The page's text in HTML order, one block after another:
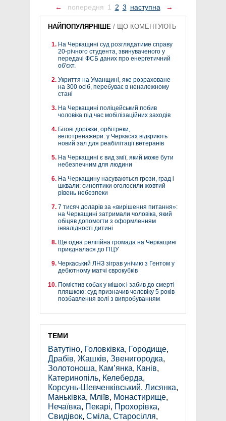
← попередня 1 2 3 наступна →
НАЙПОПУЛЯРНІШЕ / ЩО КОМЕНТУЮТЬ
На Черкащині суд розглядатиме справу
20-річного студента, звинуваченого у
передачі ФСБ даних про енергетичний
об'єкт.
Укриття на Уманщині, яке розраховане
на 300 осіб, перебуває в неналежному
стані
На Черкащині поліцейський побив
чоловіка під час мобілізаційних заходів
Бігові доріжки, орбітреки,
велотренажери: у Черкасах відкриють
новий зал для реабілітації ветеранів
На Черкащині є вид змії, який може бути
небезпечним для людини
На Черкащину насуваються грози, град і
шквали: синоптики оголосили жовтий
рівень небезпеки
7 тисяч доларів за «вирішення питання»:
на Черкащині затримали чоловіка, який
обіцяв допомогти з оформленням
інвалідності дитині
Ще одна релігійна громада на Черкащині
приєдналася до ПЦУ
Черкаський ЛНЗ зіграв унічию з Гентом у
дебютному матчі єврокубків
Помістив собак у мішок і забив до смерті
пляшкою: суд призначив чоловіку 5 років
позбавлення волі з випробуванням
ТЕМИ
Ватутіно, Головківка, Городище,
Драбів, Жашків, Звенигородка,
Золотоноша, Кам’янка, Канів,
Катеринопіль, Келеберда,
Корсунь-Шевченківський, Лисянка,
Маньківка, Мліїв, Монастирище,
Нечаївка, Пекарі, Прохорівка,
Свидівок, Сміла, Старосілля,